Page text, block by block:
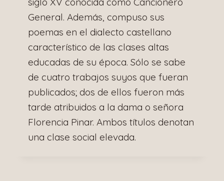
General. Además, compuso sus
poemas en el dialecto castellano
característico de las clases altas
educadas de su época. Sólo se sabe
de cuatro trabajos suyos que fueran
publicados; dos de ellos fueron más
tarde atribuidos a la dama o señora
Florencia Pinar. Ambos títulos denotan
una clase social elevada.